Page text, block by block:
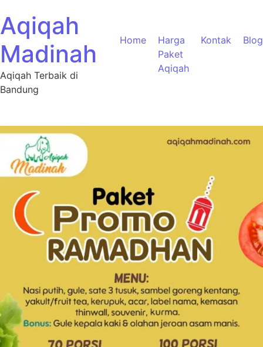
Aqiqah
Madinah
Aqiqah Terbaik di
Bandung
Home
Harga
Paket
Aqiqah
Kontak Blog